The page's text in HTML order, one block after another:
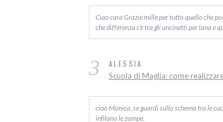
Ciao cara Grazie mille per tutto quello che
che differenza c’è tra gli uncinetti per lana e
3 ALESSIA
Scuola di Maglia: come
ciao Monica, se guardi sullo schema tra le
infilano le zampe.